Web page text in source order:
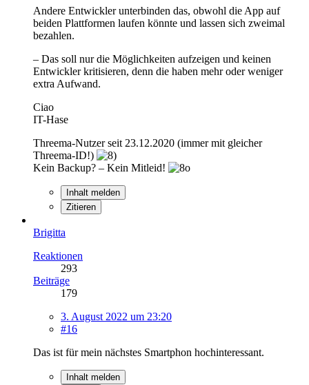
Andere Entwickler unterbinden das, obwohl die App auf
beiden Plattformen laufen könnte und lassen sich zweimal
bezahlen.
– Das soll nur die Möglichkeiten aufzeigen und keinen
Entwickler kritisieren, denn die haben mehr oder weniger
extra Aufwand.
Ciao
IT-Hase
Threema-Nutzer seit 23.12.2020 (immer mit gleicher
Threema-ID!)
Kein Backup? – Kein Mitleid!
Inhalt melden
Zitieren
Brigitta
Reaktionen
293
Beiträge
179
3. August 2022 um 23:20
#16
Das ist für mein nächstes Smartphon hochinteressant.
Inhalt melden